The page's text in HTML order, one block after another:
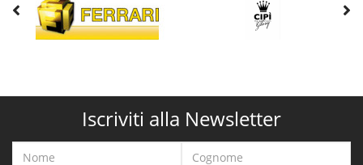
Iscriviti alla Newsletter